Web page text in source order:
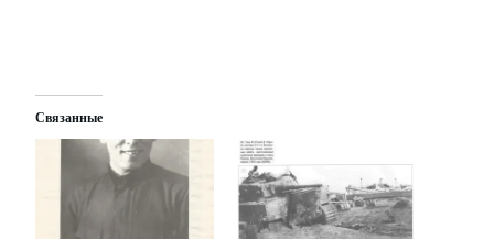
Связанные